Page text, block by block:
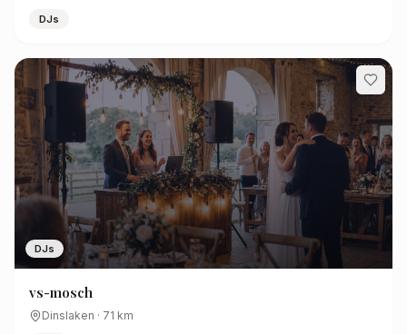
DJs
DJs
vs-mosch
Dinslaken · 71 km